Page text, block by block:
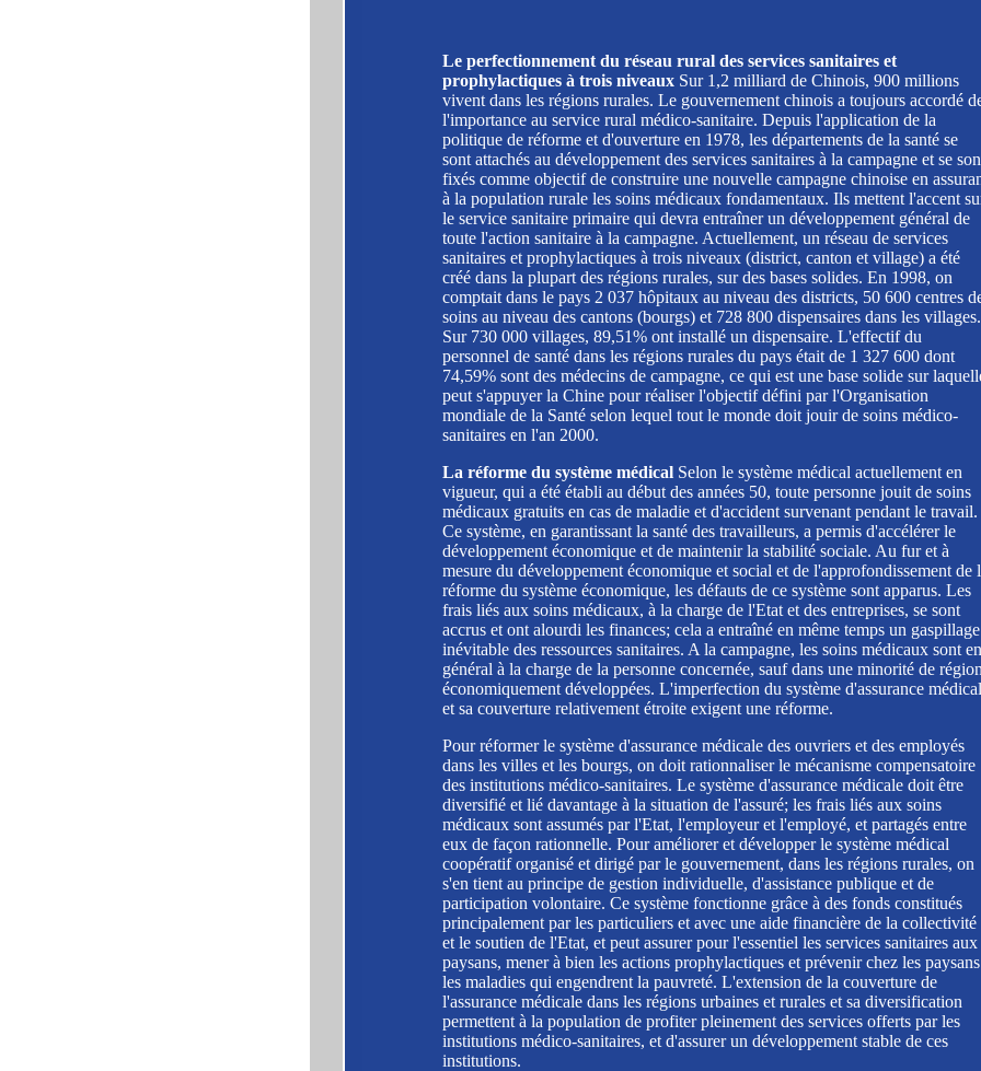
Le perfectionnement du réseau rural des services sanitaires et
prophylactiques à trois niveaux Sur 1,2 milliard de Chinois, 900 millions
vivent dans les régions rurales. Le gouvernement chinois a toujours accordé
l'importance au service rural médico-sanitaire. Depuis l'application de la
politique de réforme et d'ouverture en 1978, les départements de la santé se
sont attachés au développement des services sanitaires à la campagne et se
fixés comme objectif de construire une nouvelle campagne chinoise en
à la population rurale les soins médicaux fondamentaux. Ils mettent l'accent
le service sanitaire primaire qui devra entraîner un développement général de
toute l'action sanitaire à la campagne. Actuellement, un réseau de services
sanitaires et prophylactiques à trois niveaux (district, canton et village) a été
créé dans la plupart des régions rurales, sur des bases solides. En 1998, on
comptait dans le pays 2 037 hôpitaux au niveau des districts, 50 600 centres
soins au niveau des cantons (bourgs) et 728 800 dispensaires dans les villages.
Sur 730 000 villages, 89,51% ont installé un dispensaire. L'effectif du
personnel de santé dans les régions rurales du pays était de 1 327 600 dont
74,59% sont des médecins de campagne, ce qui est une base solide sur
peut s'appuyer la Chine pour réaliser l'objectif défini par l'Organisation
mondiale de la Santé selon lequel tout le monde doit jouir de soins médico-
sanitaires en l'an 2000.
La réforme du système médical Selon le système médical actuellement en
vigueur, qui a été établi au début des années 50, toute personne jouit de soins
médicaux gratuits en cas de maladie et d'accident survenant pendant le travail.
Ce système, en garantissant la santé des travailleurs, a permis d'accélérer le
développement économique et de maintenir la stabilité sociale. Au fur et à
mesure du développement économique et social et de l'approfondissement de
réforme du système économique, les défauts de ce système sont apparus. Les
frais liés aux soins médicaux, à la charge de l'Etat et des entreprises, se sont
accrus et ont alourdi les finances; cela a entraîné en même temps un gaspillage
inévitable des ressources sanitaires. A la campagne, les soins médicaux sont en
général à la charge de la personne concernée, sauf dans une minorité de
économiquement développées. L'imperfection du système d'assurance
et sa couverture relativement étroite exigent une réforme.
Pour réformer le système d'assurance médicale des ouvriers et des employés
dans les villes et les bourgs, on doit rationnaliser le mécanisme compensatoire
des institutions médico-sanitaires. Le système d'assurance médicale doit être
diversifié et lié davantage à la situation de l'assuré; les frais liés aux soins
médicaux sont assumés par l'Etat, l'employeur et l'employé, et partagés entre
eux de façon rationnelle. Pour améliorer et développer le système médical
coopératif organisé et dirigé par le gouvernement, dans les régions rurales, on
s'en tient au principe de gestion individuelle, d'assistance publique et de
participation volontaire. Ce système fonctionne grâce à des fonds constitués
principalement par les particuliers et avec une aide financière de la collectivité
et le soutien de l'Etat, et peut assurer pour l'essentiel les services sanitaires aux
paysans, mener à bien les actions prophylactiques et prévenir chez les paysans
les maladies qui engendrent la pauvreté. L'extension de la couverture de
l'assurance médicale dans les régions urbaines et rurales et sa diversification
permettent à la population de profiter pleinement des services offerts par les
institutions médico-sanitaires, et d'assurer un développement stable de ces
institutions.